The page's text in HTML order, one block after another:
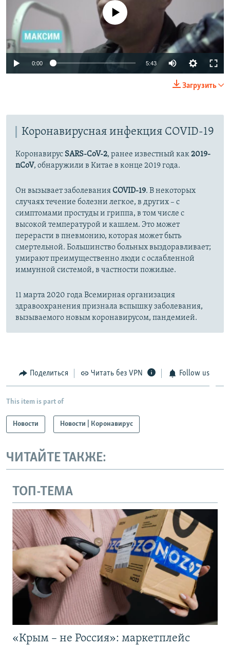
Auto 270p 360p 480p
1080p
No media source currently available
0:00 5:43
270p
480p
720p
Загрузить
Коронавирусная инфекция COVID-19
Коронавирус SARS-CoV-2, ранее известный как2019-
nCoV, обнаружили в Китае в конце 2019 года.
Он вызывает заболеванияCOVID-19. В некоторых
случаях течение болезни легкое, в других – с
симптомами простуды и гриппа, в том числе с
высокой температурой и кашлем. Это может
перерасти в пневмонию, которая может быть
смертельной. Большинство больных выздоравливает;
умирают преимущественно люди с ослабленной
иммунной системой, в частности пожилые.
11 марта 2020 года Всемирная организация
здравоохранения признала вспышку заболевания,
вызываемого новым коронавирусом, пандемией.
Поделиться Читать без VPN Follow us
This item is part of
Новости Новости | Коронавирус
ЧИТАЙТЕ ТАКЖЕ:
ТОП-ТЕМА
«Крым – не Россия»: маркетплейс